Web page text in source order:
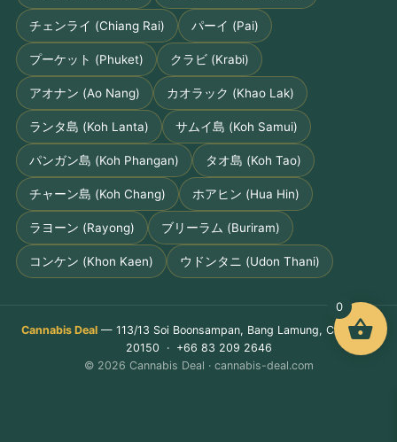
チェンライ (Chiang Rai) パーイ (Pai)
プーケット (Phuket) クラビ (Krabi)
アオナン (Ao Nang) カオラック (Khao Lak)
ランタ島 (Koh Lanta) サムイ島 (Koh Samui)
パンガン島 (Koh Phangan) タオ島 (Koh Tao)
チャーン島 (Koh Chang) ホアヒン (Hua Hin)
ラヨーン (Rayong) ブリーラム (Buriram)
コンケン (Khon Kaen) ウドンタニ (Udon Thani)
Cannabis Deal— 113/13 Soi Boonsampan, Bang Lamung, Chon Buri
20150 · +66 83 209 2646
© 2026 Cannabis Deal · cannabis-deal.com
0